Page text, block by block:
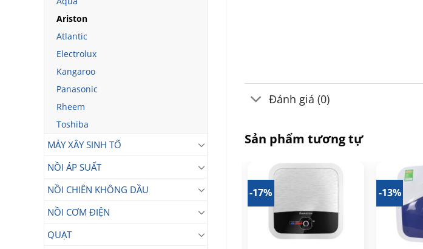
Ariston
Atlantic
Electrolux
Kangaroo
Panasonic
Rheem
Toshiba
MÁY XÂY SINH TỐ
NỒI ÁP SUẤT
NỒI CHIÊN KHÔNG DẦU
NỒI CƠM ĐIỆN
QUẠT
Đánh giá (0)
Sản phẩm tương tự
-17% -13%
-25%